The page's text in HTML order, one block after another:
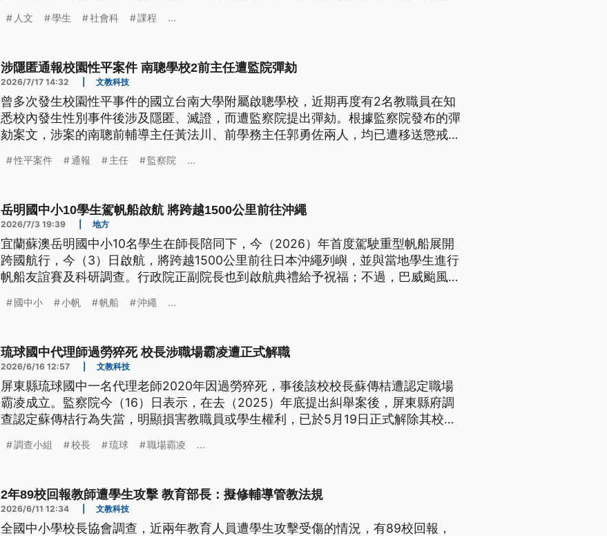
模糊，以及學校資源多寡等四大因素來看如何形塑出文衰理盛的價值觀。
人文 學生 社會科 課程 ...
涉隱匿通報校園性平案件 南聰學校2前主任遭監院彈劾
2026/7/17 14:32 文教科技
曾多次發生校園性平事件的國立台南大學附屬啟聰學校，近期再度有2名教職員在知
悉校內發生性別事件後涉及隱匿、滅證，而遭監察院提出彈劾。根據監察院發布的彈
劾案文，涉案的南聰前輔導主任黃法川、前學務主任郭勇佐兩人，均已遭移送懲戒法
性平案件 通報 主任 監察院 ...
岳明國中小10學生駕帆船啟航 將跨越1500公里前往沖繩
2026/7/3 19:39 地方
宜蘭蘇澳岳明國中小10名學生在師長陪同下，今（2026）年首度駕駛重型帆船展開
跨國航行，今（3）日啟航，將跨越1500公里前往日本沖繩列嶼，並與當地學生進行
帆船友誼賽及科研調查。行政院正副院長也到啟航典禮給予祝福；不過，巴威颱風來
國中小 小帆 帆船 沖繩 ...
琉球國中代理師過勞猝死 校長涉職場霸凌遭正式解職
2026/6/16 12:57 文教科技
屏東縣琉球國中一名代理老師2020年因過勞猝死，事後該校校長蘇傳桔遭認定職場
霸凌成立。監察院今（16）日表示，在去（2025）年底提出糾舉案後，屏東縣府調
查認定蘇傳桔行為失當，明顯損害教職員或學生權利，已於5月19日正式解除其校長
調查小組 校長 琉球 職場霸凌 ...
2年89校回報教師遭學生攻擊 教育部長：擬修輔導管教法規
2026/6/11 12:34 文教科技
全國中小學校長協會調查，近兩年教育人員遭學生攻擊受傷的情況，有89校回報，